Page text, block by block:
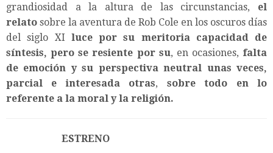
grandiosidad a la altura de las circunstancias, el
relato sobre la aventura de Rob Cole en los oscuros días
del siglo XI luce por su meritoria capacidad de
síntesis, pero se resiente por su, en ocasiones, falta
de emoción y su perspectiva neutral unas veces,
parcial e interesada otras, sobre todo en lo
referente a la moral y la religión.
ESTRENO